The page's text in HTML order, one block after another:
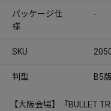
パッケージ仕
様
-
SKU
判型 B5
【大阪会場】『BULLET